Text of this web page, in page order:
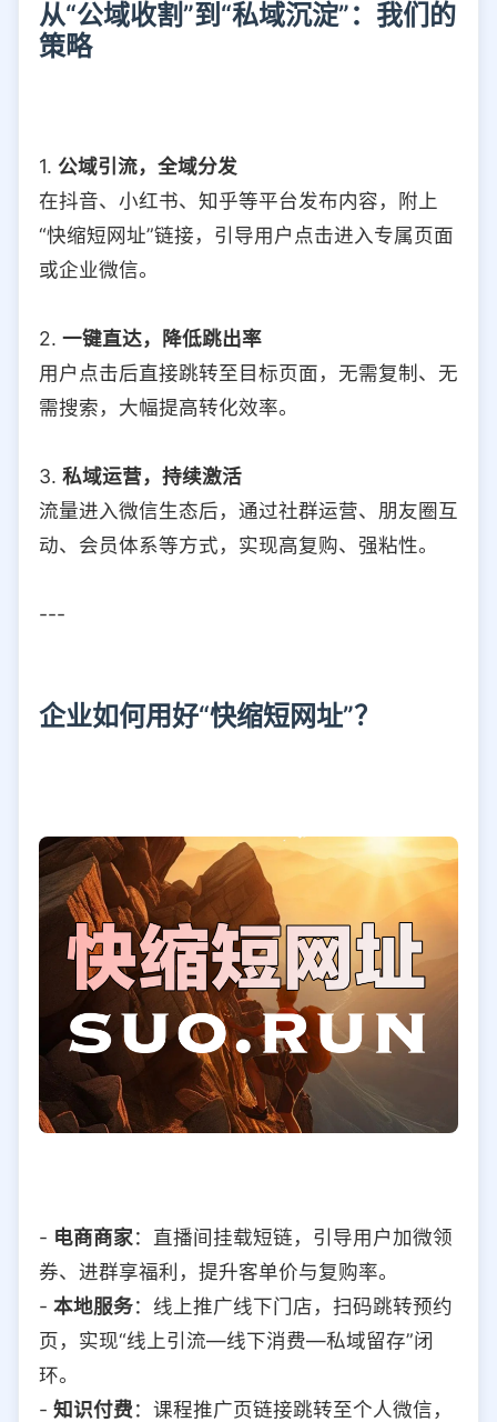
从“公域收割”到“私域沉淀”：我们的
策略
1. 公域引流，全域分发
在抖音、小红书、知乎等平台发布内容，附上
“快缩短网址”链接，引导用户点击进入专属页面
或企业微信。
2. 一键直达，降低跳出率
用户点击后直接跳转至目标页面，无需复制、无
需搜索，大幅提高转化效率。
3. 私域运营，持续激活
流量进入微信生态后，通过社群运营、朋友圈互
动、会员体系等方式，实现高复购、强粘性。
---
企业如何用好“快缩短网址”？
- 电商商家：直播间挂载短链，引导用户加微领
券、进群享福利，提升客单价与复购率。
- 本地服务：线上推广线下门店，扫码跳转预约
页，实现“线上引流—线下消费—私域留存”闭
环。
- 知识付费：课程推广页链接跳转至个人微信，